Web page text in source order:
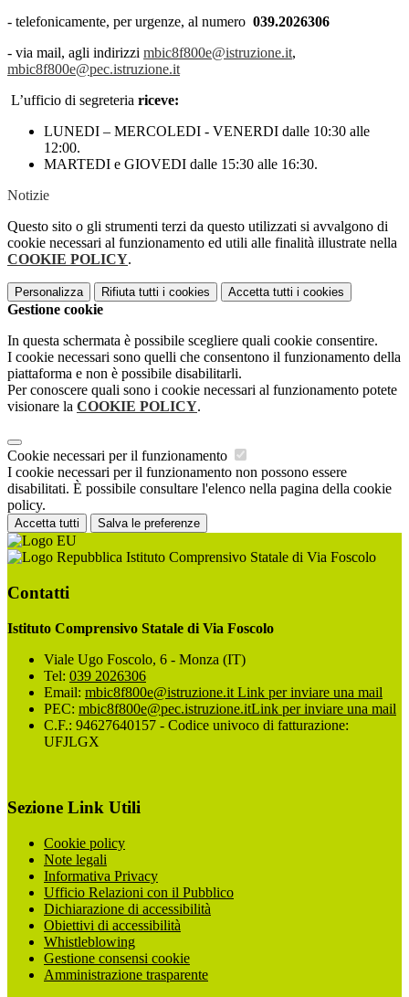
- telefonicamente, per urgenze, al numero 039.2026306
- via mail, agli indirizzi mbic8f800e@istruzione.it,
mbic8f800e@pec.istruzione.it
L’ufficio di segreteria riceve:
LUNEDI – MERCOLEDI - VENERDI dalle 10:30 alle
12:00.
MARTEDI e GIOVEDI dalle 15:30 alle 16:30.
Notizie
Questo sito o gli strumenti terzi da questo utilizzati si avvalgono di
cookie necessari al funzionamento ed utili alle finalità illustrate nella
COOKIE POLICY.
Personalizza Rifiuta tutti i cookies Accetta tutti i cookies
Gestione cookie
In questa schermata è possibile scegliere quali cookie consentire.
I cookie necessari sono quelli che consentono il funzionamento della
piattaforma e non è possibile disabilitarli.
Per conoscere quali sono i cookie necessari al funzionamento potete
visionare la COOKIE POLICY.
Cookie necessari per il funzionamento
I cookie necessari per il funzionamento non possono essere
disabilitati. È possibile consultare l'elenco nella pagina della cookie
policy.
Accetta tutti Salva le preferenze
Istituto Comprensivo Statale di Via Foscolo
Contatti
Istituto Comprensivo Statale di Via Foscolo
Viale Ugo Foscolo, 6 - Monza (IT)
Tel: 039 2026306
Email: mbic8f800e@istruzione.it Link per inviare una mail
PEC: mbic8f800e@pec.istruzione.itLink per inviare una mail
C.F.: 94627640157 - Codice univoco di fatturazione:
UFJLGX
Sezione Link Utili
Cookie policy
Note legali
Informativa Privacy
Ufficio Relazioni con il Pubblico
Dichiarazione di accessibilità
Obiettivi di accessibilità
Whistleblowing
Gestione consensi cookie
Amministrazione trasparente